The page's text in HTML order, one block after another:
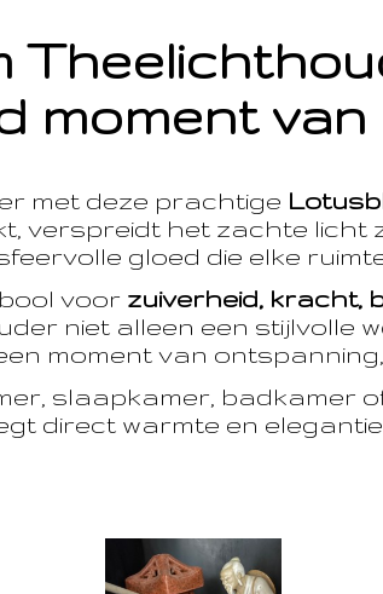
moment
met deze prachtige
verspreidt het zachte licht
gloed die elke
voor zuiverheid, kracht,
niet alleen een stijlvolle
moment van
slaapkamer, badkamer
direct warmte en